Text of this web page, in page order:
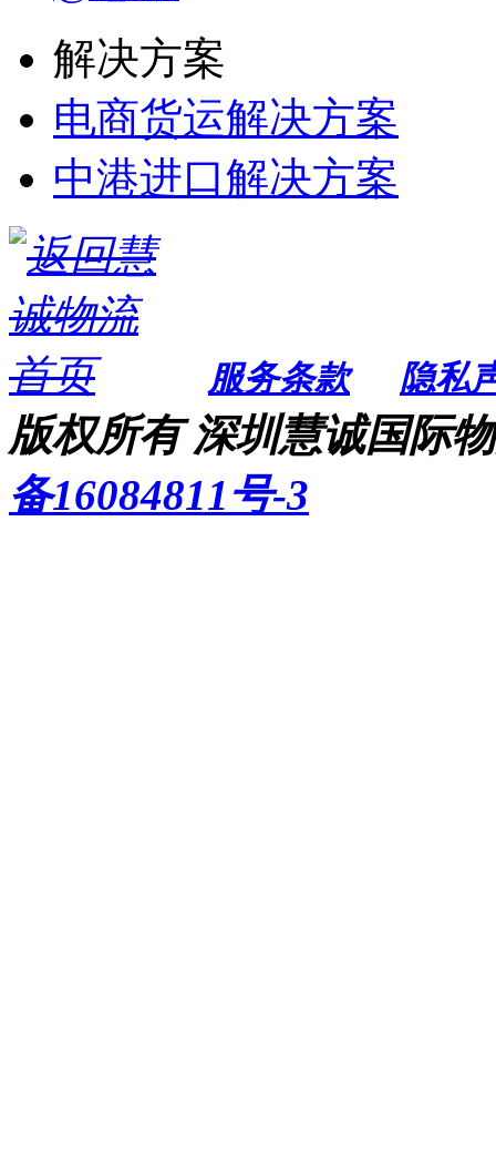
解决方案
电商货运解决方案
中港进口解决方案
服务条款 隐私
版权所有 深圳慧诚国际
备16084811号-3